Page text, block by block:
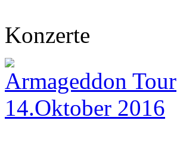
Konzerte
Armageddon Tour
14.Oktober 2016